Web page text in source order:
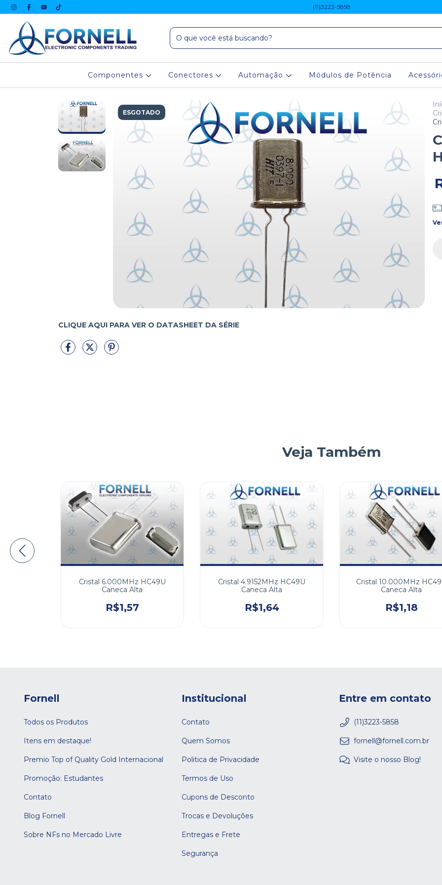
(11)3223-5858
Componentes Conectores Automação Módulos de Potência
ESGOTADO
CLIQUE AQUI PARA VER O DATASHEET DA SÉRIE
Veja Também
Cristal 6.000MHz HC49U
Caneca Alta
R$1,57
Cristal 4.9152MHz HC49U
Caneca Alta
R$1,64
Cristal 10.000MHz
Caneca Alta
R$1,18
Fornell
Todos os Produtos
Itens em destaque!
Premio Top of Quality Gold Internacional
Promoção: Estudantes
Contato
Blog Fornell
Sobre NFs no Mercado Livre
Institucional
Contato
Quem Somos
Politica de Privacidade
Termos de Uso
Cupons de Desconto
Trocas e Devoluções
Entregas e Frete
Segurança
Entre em contato
(11)3223-5858
fornell@fornell.com.br
Visite o nosso Blog!